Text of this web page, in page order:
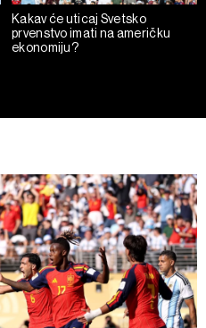
Kakav će uticaj Svetsko
prvenstvo imati na američku
ekonomiju?